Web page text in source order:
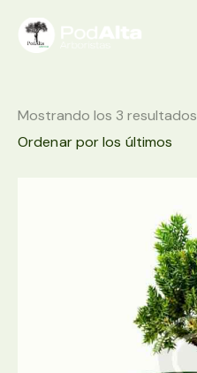
Mostrando los 3 resultados